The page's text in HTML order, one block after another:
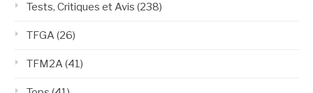
Tests, Critiques et Avis (238)
TFGA(26)
TFM2A(41)